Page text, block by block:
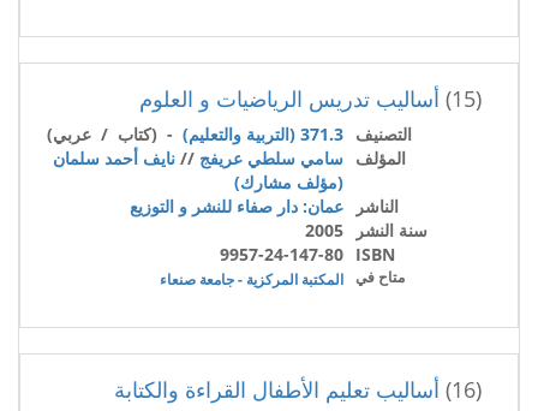
(15) أساليب تدريس الرياضيات و العلوم
التصنيف 371.3 (التربية والتعليم)
- (كتاب / عربي)
المؤلف سامي سلطي عريفج // نايف أحمد سلمان
(مؤلف مشارك)
الناشر
عمان: دار صفاء للنشر و التوزيع
سنة النشر
2005
ISBN
9957-24-147-80
متاح في المكتبة المركزية - جامعة صنعاء
(16) أساليب تعليم الأطفال القراءة والكتابة